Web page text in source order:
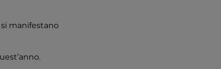
manifestano